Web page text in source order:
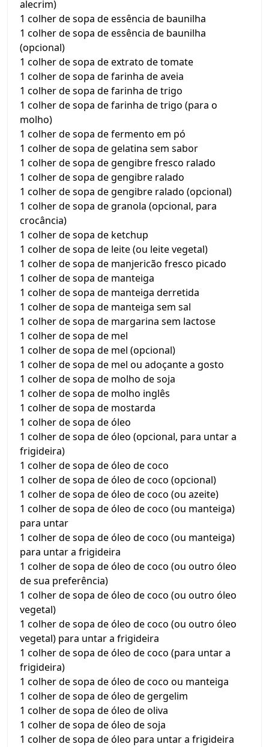
alecrim)
1 colher de sopa de essência de baunilha
1 colher de sopa de essência de baunilha
(opcional)
1 colher de sopa de extrato de tomate
1 colher de sopa de farinha de aveia
1 colher de sopa de farinha de trigo
1 colher de sopa de farinha de trigo (para o
molho)
1 colher de sopa de fermento em pó
1 colher de sopa de gelatina sem sabor
1 colher de sopa de gengibre fresco ralado
1 colher de sopa de gengibre ralado
1 colher de sopa de gengibre ralado (opcional)
1 colher de sopa de granola (opcional, para
crocância)
1 colher de sopa de ketchup
1 colher de sopa de leite (ou leite vegetal)
1 colher de sopa de manjericão fresco picado
1 colher de sopa de manteiga
1 colher de sopa de manteiga derretida
1 colher de sopa de manteiga sem sal
1 colher de sopa de margarina sem lactose
1 colher de sopa de mel
1 colher de sopa de mel (opcional)
1 colher de sopa de mel ou adoçante a gosto
1 colher de sopa de molho de soja
1 colher de sopa de molho inglês
1 colher de sopa de mostarda
1 colher de sopa de óleo
1 colher de sopa de óleo (opcional, para untar a
frigideira)
1 colher de sopa de óleo de coco
1 colher de sopa de óleo de coco (opcional)
1 colher de sopa de óleo de coco (ou azeite)
1 colher de sopa de óleo de coco (ou manteiga)
para untar
1 colher de sopa de óleo de coco (ou manteiga)
para untar a frigideira
1 colher de sopa de óleo de coco (ou outro óleo
de sua preferência)
1 colher de sopa de óleo de coco (ou outro óleo
vegetal)
1 colher de sopa de óleo de coco (ou outro óleo
vegetal) para untar a frigideira
1 colher de sopa de óleo de coco (para untar a
frigideira)
1 colher de sopa de óleo de coco ou manteiga
1 colher de sopa de óleo de gergelim
1 colher de sopa de óleo de oliva
1 colher de sopa de óleo de soja
1 colher de sopa de óleo para untar a frigideira